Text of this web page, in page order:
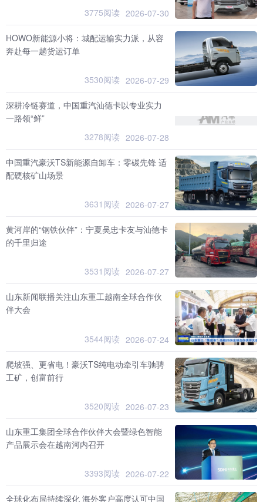
3775阅读 2026-07-30
HOWO新能源小将：城配运输实力派，从容
奔赴每一趟货运订单
3530阅读 2026-07-29
深耕冷链赛道，中国重汽汕德卡以专业实力
一路领“鲜”
3278阅读 2026-07-28
中国重汽豪沃TS新能源自卸车：零碳先锋 适
配硬核矿山场景
3631阅读 2026-07-27
黄河岸的“钢铁伙伴”：宁夏吴忠卡友与汕德卡
的千里归途
3531阅读 2026-07-27
山东新闻联播关注山东重工越南全球合作伙
伴大会
3544阅读 2026-07-24
爬坡强、更省电！豪沃TS纯电动牵引车驰骋
工矿，创富前行
3520阅读 2026-07-23
山东重工集团全球合作伙伴大会暨绿色智能
产品展示会在越南河内召开
3393阅读 2026-07-22
全球化布局持续深化 海外客户高度认可中国